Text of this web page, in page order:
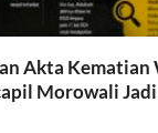
Akta Kematian
Morowali